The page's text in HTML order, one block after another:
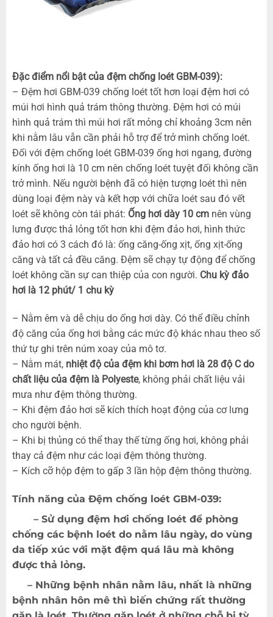
Đặc điểm nổi bật của đệm chống loét GBM-039):
– Đệm hơi GBM-039 chống loét tốt hơn loại đệm hơi có
múi hơi hình quả trám thông thường. Đệm hơi có múi
hình quả trám thì múi hơi rất mỏng chỉ khoảng 3cm nên
khi nằm lâu vẫn cần phải hỗ trợ để trở mình chống loét.
Đối với đệm chống loét GBM-039 ống hơi ngang, đường
kính ống hơi là 10 cm nên chống loét tuyệt đối không cần
trở mình. Nếu người bệnh đã có hiện tượng loét thì nên
dùng loại đệm này và kết hợp với chữa loét sau đó vết
loét sẽ không còn tái phát: Ống hơi dày 10 cm nên vùng
lưng được thả lỏng tốt hơn khi đệm đảo hơi, hình thức
đảo hơi có 3 cách đó là: ống căng-ống xịt, ống xịt-ống
căng và tất cả đều căng. Đệm sẽ chạy tự động để chống
loét không cần sự can thiệp của con người. Chu kỳ đảo
hơi là 12 phút/ 1 chu kỳ
– Nằm êm và dễ chịu do ống hơi dày. Có thể điều chỉnh
độ căng của ống hơi bằng các mức độ khác nhau theo số
thứ tự ghi trên núm xoay của mô tơ.
– Nằm mát, nhiệt độ của đệm khi bơm hơi là 28 độ C do
chất liệu của đệm là Polyeste, không phải chất liệu vải
mưa như đệm thông thường.
– Khi đệm đảo hơi sẽ kích thích hoạt động của cơ lưng
cho người bệnh.
– Khi bị thủng có thể thay thế từng ống hơi, không phải
thay cả đệm như các loại đệm thông thường.
– Kích cỡ hộp đệm to gấp 3 lần hộp đệm thông thường.
Tính năng của Đệm chống loét GBM-039:
– Sử dụng đệm hơi chống loétđể phòng
chống các bệnh loét do nằm lâu ngày, do vùng
da tiếp xúc với mặt đệm quá lâu mà không
được thả lỏng.
– Những bệnh nhân nằm lâu, nhất là những
bệnh nhân hôn mê thì biến chứng rất thường